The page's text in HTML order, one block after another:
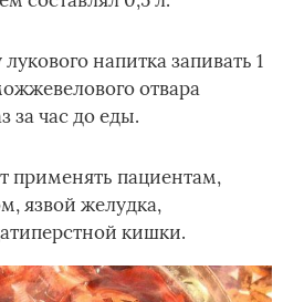
напитка запивать 1
отвара
за час до еды.
применять пациентам,
язвой желудка,
кишки.